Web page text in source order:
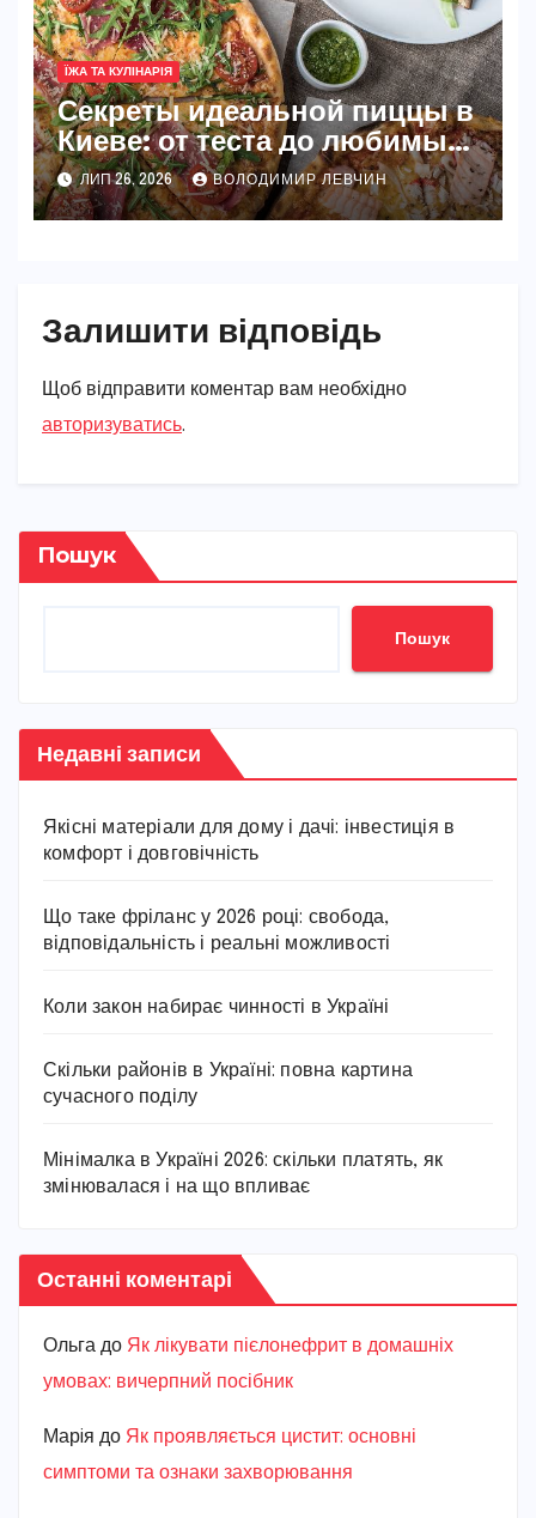
ЇЖА ТА КУЛІНАРІЯ
Секреты идеальной пиццы в
Киеве: от теста до любимых
начинок
ЛИП 26, 2026 ВОЛОДИМИР ЛЕВЧИН
Залишити відповідь
Щоб відправити коментар вам необхідно
авторизуватись.
Пошук
Пошук
Недавні записи
Якісні матеріали для дому і дачі: інвестиція в
комфорт і довговічність
Що таке фріланс у 2026 році: свобода,
відповідальність і реальні можливості
Коли закон набирає чинності в Україні
Скільки районів в Україні: повна картина
сучасного поділу
Мінімалка в Україні 2026: скільки платять, як
змінювалася і на що впливає
Останні коментарі
Ольга до Як лікувати пієлонефрит в домашніх
умовах: вичерпний посібник
Марiя до Як проявляється цистит: основні
симптоми та ознаки захворювання